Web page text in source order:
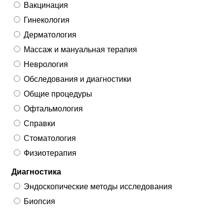
Вакцинация
Гинекология
Дерматология
Массаж и мануальная терапия
Неврология
Обследования и диагностики
Общие процедуры
Офтальмология
Справки
Стоматология
Физиотерапия
Диагностика
Эндоскопические методы исследования
Биопсия